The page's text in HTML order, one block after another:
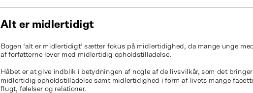
Alt er midlertidigt
Bogen ‘alt er midlertidigt’ sætter fokus på midlertidighed, da mange unge
af forfatterne lever med midlertidig opholdstilladelse.
Håbet er at give indblik i betydningen af nogle af de livsvilkår, som det
midlertidig opholdstilladelse samt midlertidighed i form af livets mange
flugt, følelser og relationer.